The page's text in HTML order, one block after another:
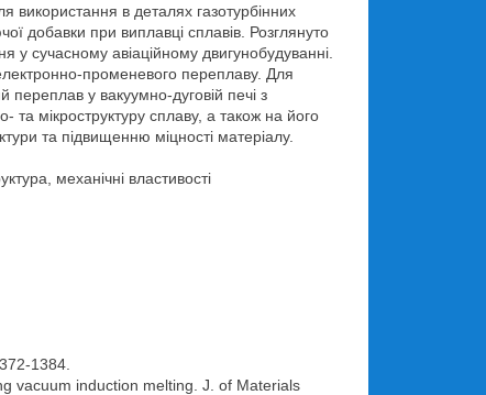
використання в деталях газотурбінних
добавки при виплавці сплавів. Розглянуто
у сучасному авіаційному двигунобудуванні.
променевого переплаву. Для
у вакуумно-дуговій печі з
мікроструктуру сплаву, а також на його
та підвищенню міцності матеріалу.
механічні властивості
1384.
vacuum induction melting. J. of Materials